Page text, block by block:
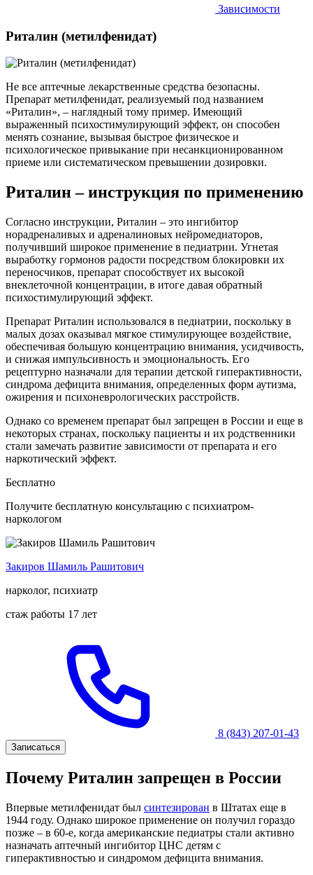
Зависимости
Риталин (метилфенидат)
Не все аптечные лекарственные средства безопасны.
Препарат метилфенидат, реализуемый под названием
«Риталин», – наглядный тому пример. Имеющий
выраженный психостимулирующий эффект, он способен
менять сознание, вызывая быстрое физическое и
психологическое привыкание при несанкционированном
приеме или систематическом превышении дозировки.
Риталин – инструкция по применению
Согласно инструкции, Риталин – это ингибитор
норадреналивых и адреналиновых нейромедиаторов,
получивший широкое применение в педиатрии. Угнетая
выработку гормонов радости посредством блокировки их
переносчиков, препарат способствует их высокой
внеклеточной концентрации, в итоге давая обратный
психостимулирующий эффект.
Препарат Риталин использовался в педиатрии, поскольку в
малых дозах оказывал мягкое стимулирующее воздействие,
обеспечивая большую концентрацию внимания, усидчивость,
и снижая импульсивность и эмоциональность. Его
рецептурно назначали для терапии детской гиперактивности,
синдрома дефицита внимания, определенных форм аутизма,
ожирения и психоневрологических расстройств.
Однако со временем препарат был запрещен в России и еще в
некоторых странах, поскольку пациенты и их родственники
стали замечать развитие зависимости от препарата и его
наркотический эффект.
Бесплатно
Получите бесплатную консультацию с психиатром-
наркологом
Закиров Шамиль Рашитович
нарколог, психиатр
стаж работы 17 лет
8 (843) 207-01-43
Записаться
Почему Риталин запрещен в России
Впервые метилфенидат был синтезирован в Штатах еще в
1944 году. Однако широкое применение он получил гораздо
позже – в 60-е, когда американские педиатры стали активно
назначать аптечный ингибитор ЦНС детям с
гиперактивностью и синдромом дефицита внимания.